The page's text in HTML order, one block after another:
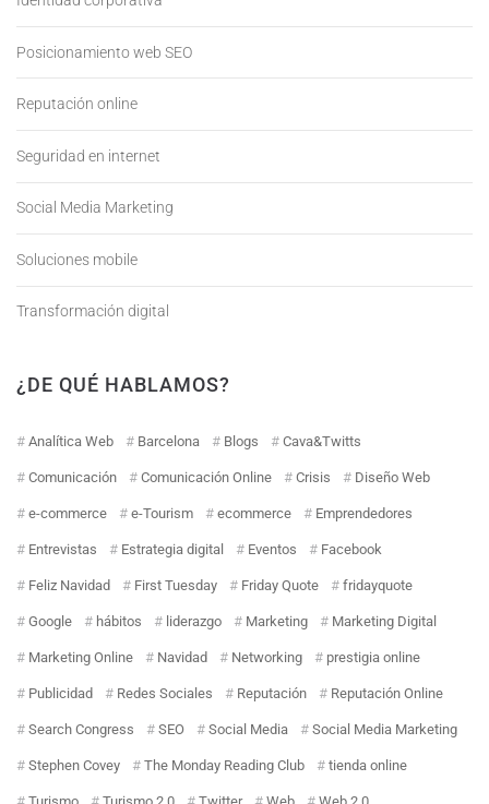
Posicionamiento web SEO
Reputación online
Seguridad en internet
Social Media Marketing
Soluciones mobile
Transformación digital
¿DE QUÉ HABLAMOS?
Analítica Web Barcelona Blogs Cava&Twitts
Comunicación Comunicación Online Crisis Diseño Web
e-commerce e-Tourism ecommerce Emprendedores
Entrevistas Estrategia digital Eventos Facebook
Feliz Navidad First Tuesday Friday Quote fridayquote
Google hábitos liderazgo Marketing Marketing Digital
Marketing Online Navidad Networking prestigia online
Publicidad Redes Sociales Reputación Reputación Online
Search Congress SEO Social Media Social Media Marketing
Stephen Covey The Monday Reading Club tienda online